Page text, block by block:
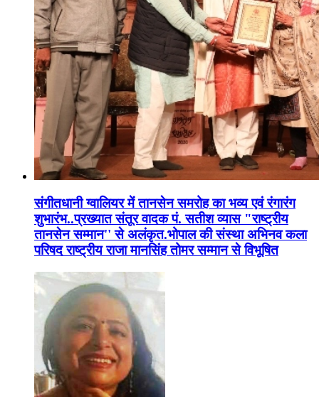
संगीतधानी ग्वालियर में तानसेन समरोह का भव्य एवं रंगारंग
शुभारंभ..प्रख्यात संतूर वादक पं. सतीश व्यास "राष्ट्रीय
तानसेन सम्मान'' से अलंकृत.भोपाल की संस्था अभिनव कला
परिषद राष्ट्रीय राजा मानसिंह तोमर सम्मान से विभूषित